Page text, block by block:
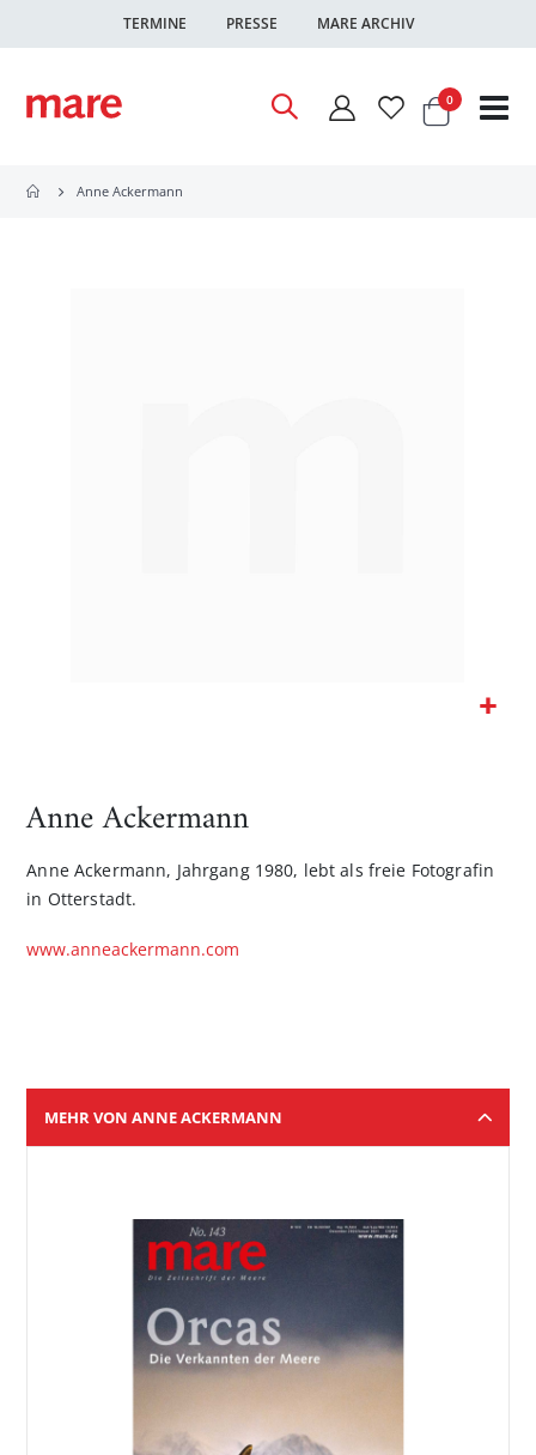
TERMINE PRESSE MARE ARCHIV
Warenkorb
0Artikel
Anne Ackermann
Bildgalerie
Anne Ackermann
Anne Ackermann, Jahrgang 1980, lebt als freie Fotografin
in Otterstadt.
www.anneackermann.com
MEHR VON ANNE ACKERMANN